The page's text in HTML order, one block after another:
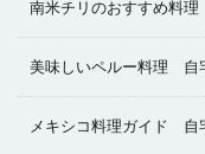
南米チリのおすすめ料
美味しいペルー料理 自
メキシコ料理ガイド 自